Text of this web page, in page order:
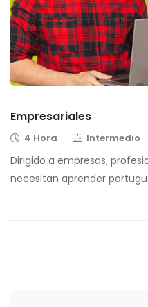
Empresariales
4 Hora Intermedio
Dirigido a empresas,
necesitan aprender